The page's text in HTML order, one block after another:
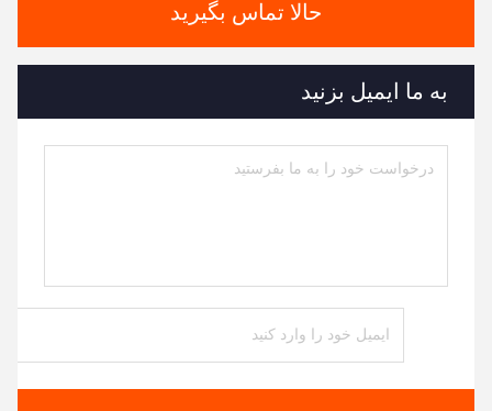
حالا تماس بگیرید
به ما ایمیل بزنید